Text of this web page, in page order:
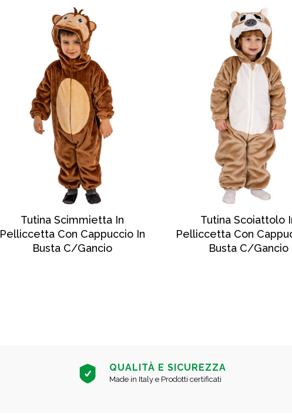
Tutina Scimmietta In
Pelliccetta Con Cappuccio In
Busta C/gancio
Tutina Scoiattolo
Pelliccetta Con
Busta C/gancio
QUALITÀ E SICUREZZA
Made in Italy e Prodotti certificati